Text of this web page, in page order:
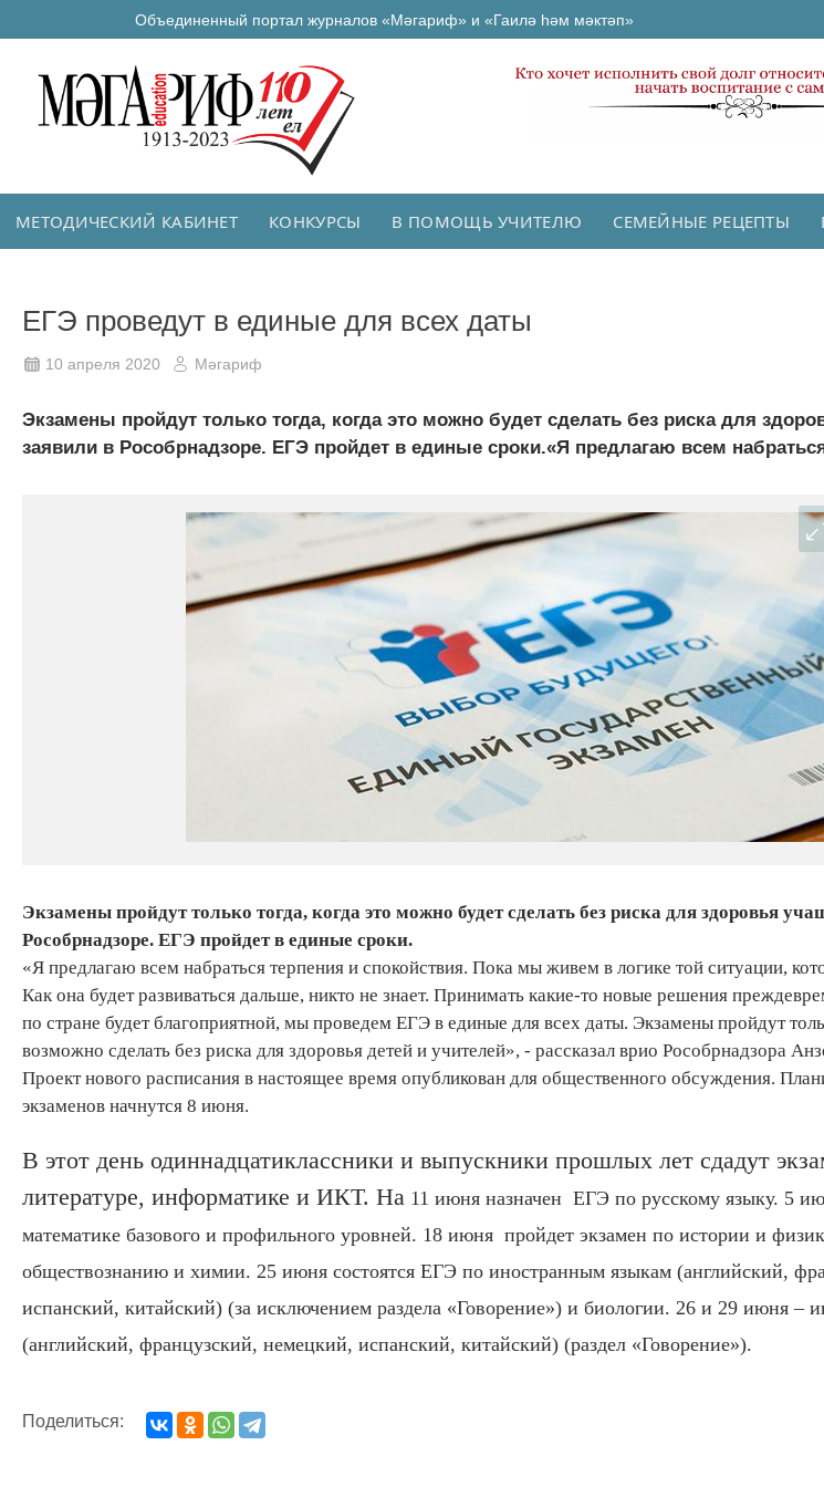
Объединенный портал журналов «Мәгариф» и «Гаилә һәм мәктәп»
МЕТОДИЧЕСКИЙ КАБИНЕТ КОНКУРСЫ В ПОМОЩЬ УЧИТЕЛЮ СЕМЕЙНЫЕ РЕЦЕПТЫ
ЕГЭ проведут в единые для всех даты
10 апреля 2020 Мәгариф
Экзамены пройдут только тогда, когда это можно будет сделать без риска для
заявили в Рособрнадзоре. ЕГЭ пройдет в единые сроки.«Я предлагаю всем
Экзамены пройдут только тогда, когда это можно будет сделать без риска для здоровья
Рособрнадзоре. ЕГЭ пройдет в единые сроки.
«Я предлагаю всем набраться терпения и спокойствия. Пока мы живем в логике той ситуации,
Как она будет развиваться дальше, никто не знает. Принимать какие-то новые решения
по стране будет благоприятной, мы проведем ЕГЭ в единые для всех даты. Экзамены пройдут
возможно сделать без риска для здоровья детей и учителей», - рассказал врио Рособрнадзора
Проект нового расписания в настоящее время опубликован для общественного обсуждения.
экзаменов начнутся 8 июня.
В этот день одиннадцатиклассники и выпускники прошлых лет сдадут
литературе, информатике и ИКТ. На 11 июня назначен ЕГЭ по русскому языку. 5
математике базового и профильного уровней. 18 июня пройдет экзамен по истории и
обществознанию и химии. 25 июня состоятся ЕГЭ по иностранным языкам (английский,
испанский, китайский) (за исключением раздела «Говорение») и биологии. 26 и 29 июня –
(английский, французский, немецкий, испанский, китайский) (раздел «Говорение»).
Поделиться: